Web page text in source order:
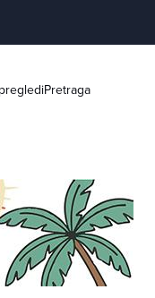
Pretraga